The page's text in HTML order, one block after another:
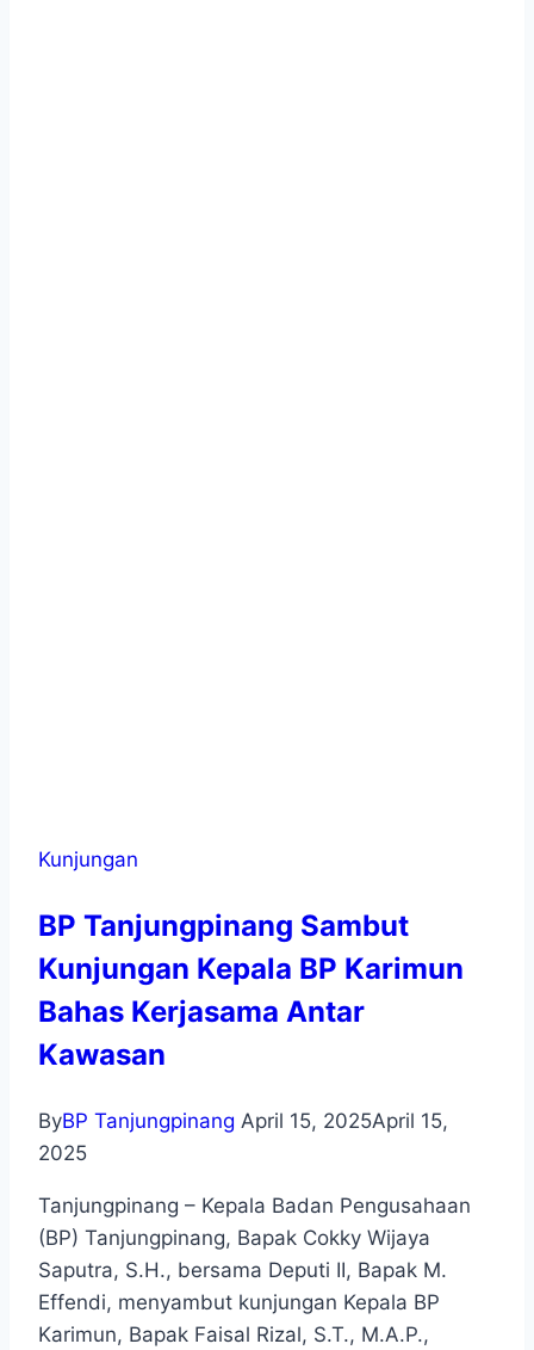
Kunjungan
BP Tanjungpinang Sambut
Kunjungan Kepala BP Karimun
Bahas Kerjasama Antar
Kawasan
ByBP Tanjungpinang April 15, 2025April 15,
2025
Tanjungpinang – Kepala Badan Pengusahaan
(BP) Tanjungpinang, Bapak Cokky Wijaya
Saputra, S.H., bersama Deputi II, Bapak M.
Effendi, menyambut kunjungan Kepala BP
Karimun, Bapak Faisal Rizal, S.T., M.A.P.,